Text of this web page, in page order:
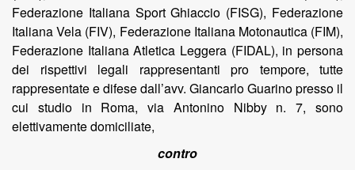
Federazione Italiana Sport Ghiaccio (FISG), Federazione
Italiana Vela (FIV), Federazione Italiana Motonautica (FIM),
Federazione Italiana Atletica Leggera (FIDAL), in persona
dei rispettivi legali rappresentanti pro tempore, tutte
rappresentate e difese dall’avv. Giancarlo Guarino presso il
cui studio in Roma, via Antonino Nibby n. 7, sono
elettivamente domiciliate,
contro